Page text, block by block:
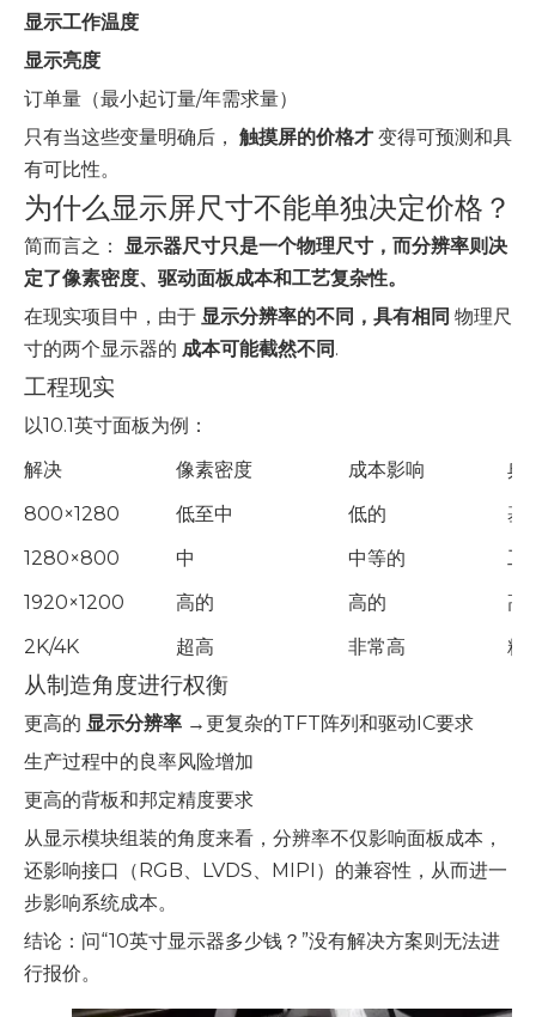
显示工作温度
显示亮度
订单量（最小起订量/年需求量）
只有当这些变量明确后， 触摸屏的价格才 变得可预测和具
有可比性。
为什么显示屏尺寸不能单独决定价格？
简而言之： 显示器尺寸只是一个物理尺寸，而分辨率则决
定了像素密度、驱动面板成本和工艺复杂性。
在现实项目中，由于 显示分辨率的不同，具有相同 物理尺
寸的两个显示器的 成本可能截然不同.
工程现实
以10.1英寸面板为例：
解决
像素密度 成本影响
典
800×1280
低至中 低的
基
1280×800
中 中等的
工
1920×1200
高的 高的
高
2K/4K
超高 非常高 精
从制造角度进行权衡
更高的 显示分辨率 →更复杂的TFT阵列和驱动IC要求
生产过程中的良率风险增加
更高的背板和邦定精度要求
从显示模块组装的角度来看，分辨率不仅影响面板成本，
还影响接口（RGB、LVDS、MIPI）的兼容性，从而进一
步影响系统成本。
结论：问“10英寸显示器多少钱？”没有解决方案则无法进
行报价。